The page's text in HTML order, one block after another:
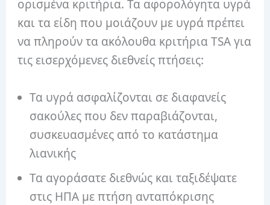
ορισμένα κριτήρια. Τα αφορολόγητα υγρά
και τα είδη που μοιάζουν με υγρά πρέπει
να πληρούν τα ακόλουθα κριτήρια TSA για
τις εισερχόμενες διεθνείς πτήσεις:
Τα υγρά ασφαλίζονται σε διαφανείς
σακούλες που δεν παραβιάζονται,
συσκευασμένες από το κατάστημα
λιανικής
Τα αγοράσατε διεθνώς και ταξιδέψατε
στις ΗΠΑ με πτήση ανταπόκρισης